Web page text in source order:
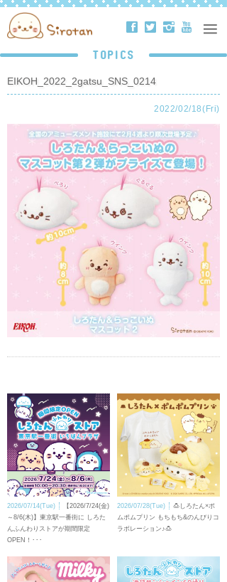
ä å ë ð
TOPICS
EIKOH_2022_2gatsu_SNS_0214
2022/02/18(Fri)
2026/07/14(Tue)
【2026/7/24(金)
～8/6(木)】東京駅一番街に しろた
んふんわりストアが期間限定
OPEN！･･･
2026/07/28(Tue)
🍮しろたん×ポ
ムポムプリン もちもち&のんびりコ
ラボレーション♪🍮